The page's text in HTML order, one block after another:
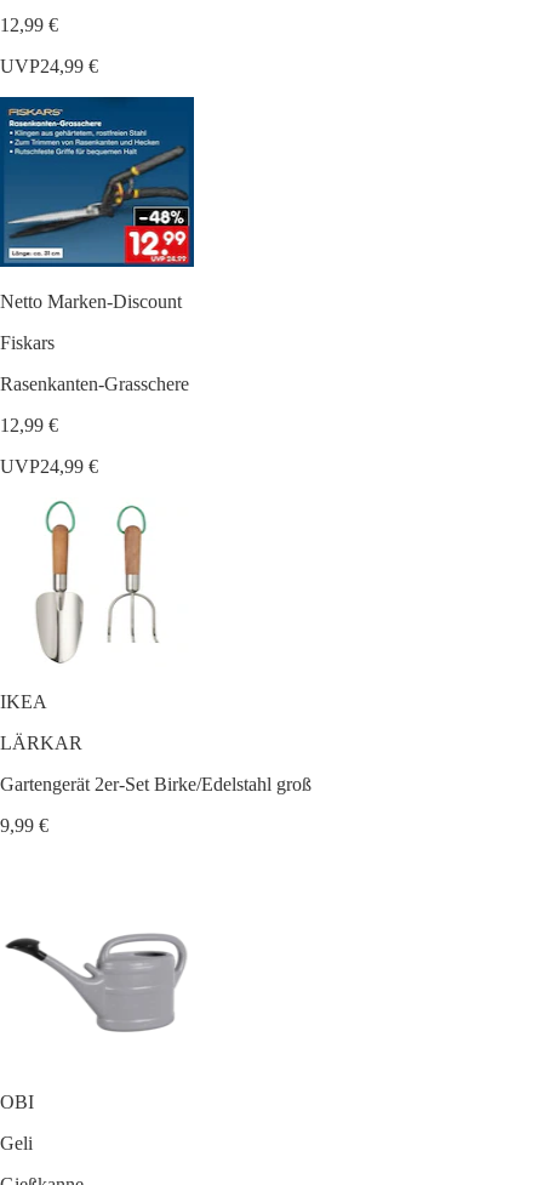
12,99 €
UVP24,99 €
Netto Marken-Discount
Fiskars
Rasenkanten-Grasschere
12,99 €
UVP24,99 €
IKEA
LÄRKAR
Gartengerät 2er-Set Birke/Edelstahl groß
9,99 €
OBI
Geli